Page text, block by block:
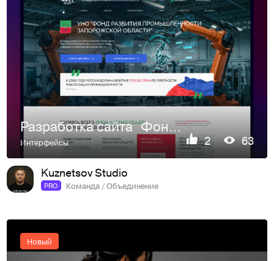
Разработка сайта Фонда развития промышленности Запорожской …
Интерфейсы 2 63
Kuznetsov Studio
PRO Команда / Объединение
Новый